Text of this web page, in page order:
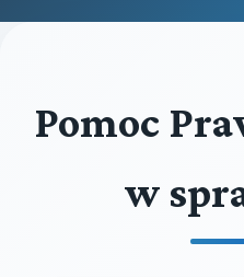
Pomoc
w